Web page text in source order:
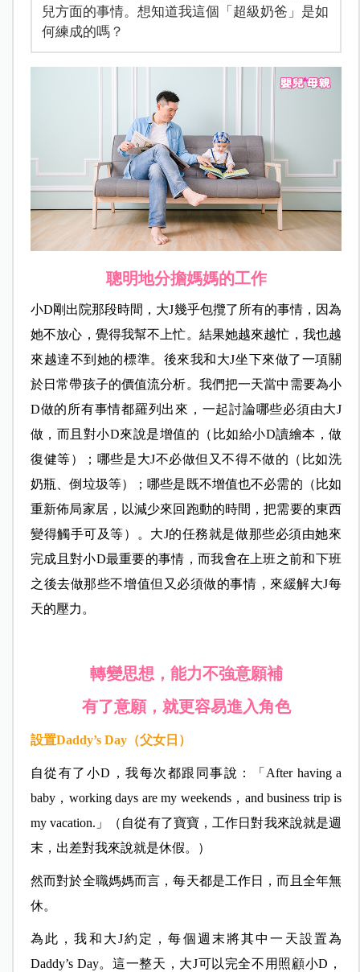
兒方面的事情。想知道我這個「超級奶爸」是如
何練成的嗎？
聰明地分擔媽媽的工作
小D剛出院那段時間，大J幾乎包攬了所有的事情，因為
她不放心，覺得我幫不上忙。結果她越來越忙，我也越
來越達不到她的標準。後來我和大J坐下來做了一項關
於日常帶孩子的價值流分析。我們把一天當中需要為小
D做的所有事情都羅列出來，一起討論哪些必須由大J
做，而且對小D來說是增值的（比如給小D讀繪本，做
復健等）；哪些是大J不必做但又不得不做的（比如洗
奶瓶、倒垃圾等）；哪些是既不增值也不必需的（比如
重新佈局家居，以減少來回跑動的時間，把需要的東西
變得觸手可及等）。大J的任務就是做那些必須由她來
完成且對小D最重要的事情，而我會在上班之前和下班
之後去做那些不增值但又必須做的事情，來緩解大J每
天的壓力。
轉變思想，能力不強意願補
有了意願，就更容易進入角色
設置Daddy’s Day（父女日）
自從有了小D，我每次都跟同事說：「After having a
baby，working days are my weekends，and business trip is
my vacation.」（自從有了寶寶，工作日對我來說就是週
末，出差對我來說就是休假。）
然而對於全職媽媽而言，每天都是工作日，而且全年無
休。
為此，我和大J約定，每個週末將其中一天設置為
Daddy’s Day。這一整天，大J可以完全不用照顧小D，